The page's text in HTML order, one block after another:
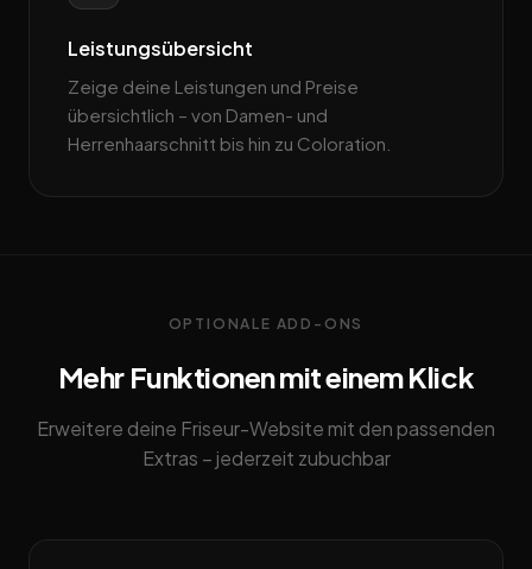
Leistungsübersicht
Zeige deine Leistungen und Preise
übersichtlich – von Damen- und
Herrenhaarschnitt bis hin zu Coloration.
OPTIONALE ADD-ONS
Mehr Funktionen mit einem Klick
Erweitere deine Friseur-Website mit den passenden
Extras – jederzeit zubuchbar